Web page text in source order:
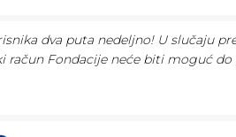
dva puta nedeljno! U slučaju
račun Fondacije neće biti moguć